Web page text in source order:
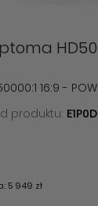
HD50
16:9 -
produktu:
5 949 zł